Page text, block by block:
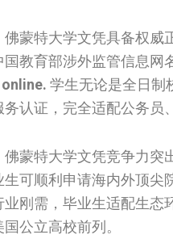
蒙特大学文凭具备权
教育部涉外监管信息网
学生无论是全日制
认证，完全适配公务员
蒙特大学文凭竞争力
可顺利申请海内外顶
刚需，毕业生适配生
公立高校前列。